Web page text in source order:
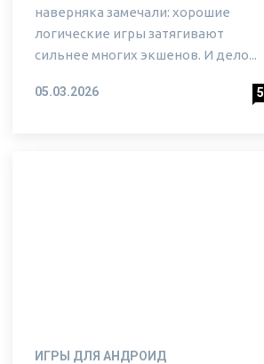
наверняка замечали: хорошие
логические игры затягивают
сильнее многих экшенов. И дело...
05.03.2026 5
ИГРЫ ДЛЯ АНДРОИД